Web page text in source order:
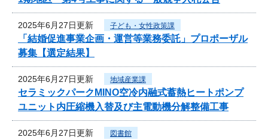
2025年6月27日更新 子ども・女性政策課
「結婚促進事業企画・運営等業務委託」プロポーザル
募集【選定結果】
2025年6月27日更新 地域産業課
セラミックパークMINO空冷内融式蓄熱ヒートポンプ
ユニット内圧縮機入替及び主電動機分解整備工事
2025年6月27日更新 図書館